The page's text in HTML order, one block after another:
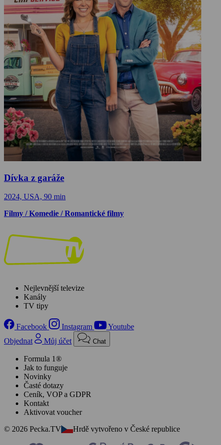
Dívka z garáže
2024, USA, 90 min
Filmy / Komedie / Romantické filmy
Nejlevnější televize
Kanály
TV tipy
Facebook Instagram
Youtube
Objednat
Můj účet Chat
Formula 1®
Jak to funguje
Novinky
Časté dotazy
Ceník, VOP a GDPR
Kontakt
Aktivovat voucher
© 2026 Pecka.TV
Hrdě vytvořeno v České republice